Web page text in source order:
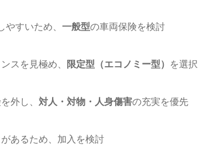
やすいため、一般型の車両保険を検討
スを見極め、 限定型（エコノミー型） を選択
外し、対人・対物・人身傷害の充実を優先
があるため、加入を検討